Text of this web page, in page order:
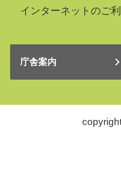
インターネットのご
庁舎案内